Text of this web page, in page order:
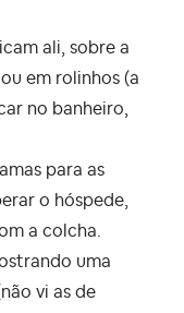
ali, sobre a
em rolinhos (a
no banheiro,
para as
o hóspede,
a colcha.
uma
vi as de